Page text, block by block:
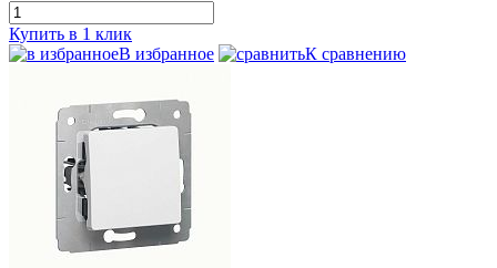
Купить в 1 клик
В избранное
К сравнению